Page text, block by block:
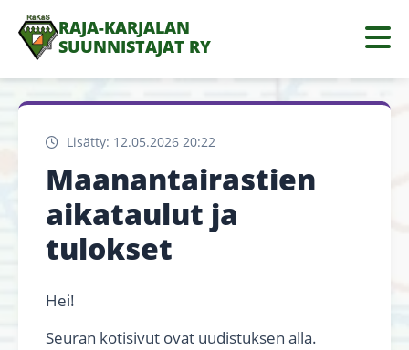
RAJA-KARJALAN
SUUNNISTAJAT RY
Lisätty: 12.05.2026 20:22
Maanantairastien
aikataulut ja
tulokset
Hei!
Seuran kotisivut ovat uudistuksen alla.